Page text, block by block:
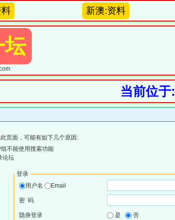
新澳:资料
坛
当前位于:
页面，可能有如下几个原因:
不能使用搜索功能
论坛
登录
用户名
Email
密 码
隐身登录 是 否